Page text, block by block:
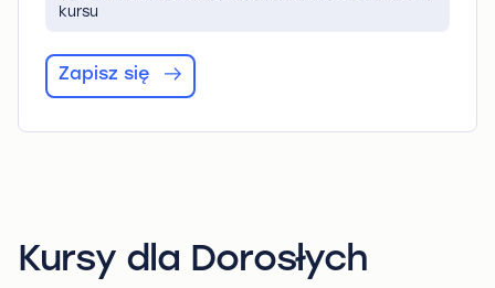
kursu
Zapisz się
Kursy dla Dorosłych